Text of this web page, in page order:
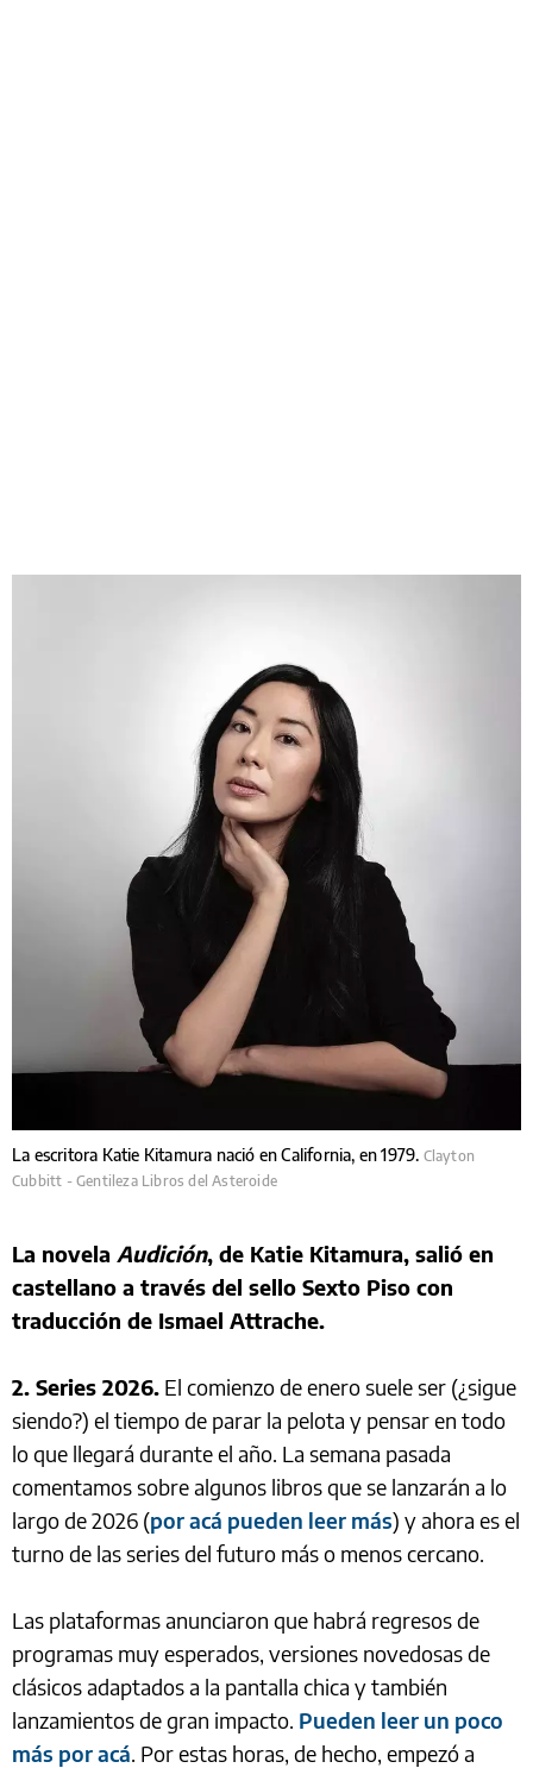
La escritora Katie Kitamura nació en California, en 1979. Clayton
Cubbitt - Gentileza Libros del Asteroide
La novela Audición, de Katie Kitamura, salió en
castellano a través del sello Sexto Piso con
traducción de Ismael Attrache.
2. Series 2026. El comienzo de enero suele ser (¿sigue
siendo?) el tiempo de parar la pelota y pensar en todo
lo que llegará durante el año. La semana pasada
comentamos sobre algunos libros que se lanzarán a lo
largo de 2026 (por acá pueden leer más) y ahora es el
turno de las series del futuro más o menos cercano.
Las plataformas anunciaron que habrá regresos de
programas muy esperados, versiones novedosas de
clásicos adaptados a la pantalla chica y también
lanzamientos de gran impacto. Pueden leer un poco
más por acá. Por estas horas, de hecho, empezó a